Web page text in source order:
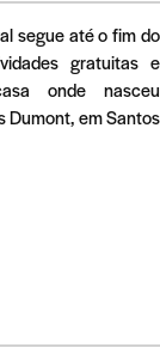
segue até o fim do
gratuitas e
onde nasceu
Dumont, em Santos